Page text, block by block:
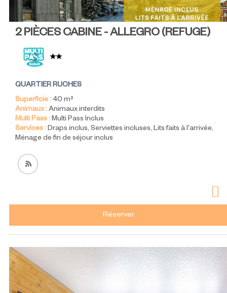
2 PIÈCES CABINE - ALLEGRO (REFUGE)
QUARTIER RUCHES
Superficie :40 m²
Animaux :Animaux interdits
Multi Pass :Multi Pass Inclus
Services :Draps inclus Serviettes incluses Lits faits à l'arrivée
Ménage de fin de séjour inclus
Réserver